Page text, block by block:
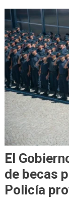
El
de becas
Policía